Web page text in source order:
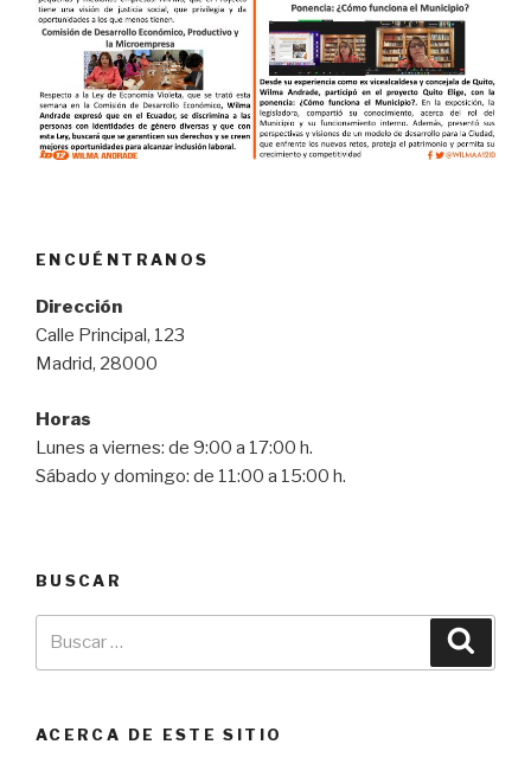
ENCUÉNTRANOS
Dirección
Calle Principal, 123
Madrid, 28000
Horas
Lunes a viernes: de 9:00 a 17:00 h.
Sábado y domingo: de 11:00 a 15:00 h.
BUSCAR
ACERCA DE ESTE SITIO